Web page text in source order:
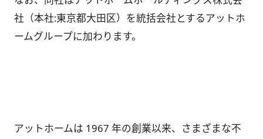
社（本社:東京都大田区）を統括会社とするアットホ
ームグループに加わります。
アットホームは 1967 年の創業以来、さまざまな不